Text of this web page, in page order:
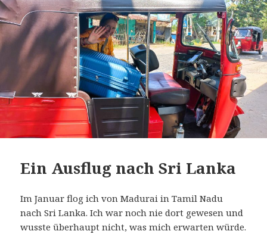
Ein Ausflug nach Sri Lanka
Im Januar flog ich von Madurai in Tamil Nadu
nach Sri Lanka. Ich war noch nie dort gewesen und
wusste überhaupt nicht, was mich erwarten würde.